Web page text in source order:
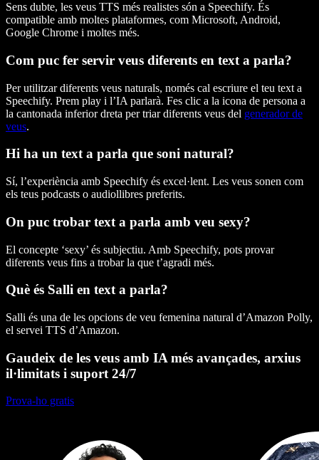
Sens dubte, les veus TTS més realistes són a Speechify. És
compatible amb moltes plataformes, com Microsoft, Android,
Google Chrome i moltes més.
Com puc fer servir veus diferents en text a parla?
Per utilitzar diferents veus naturals, només cal escriure el teu text a
Speechify. Prem play i l’IA parlarà. Fes clic a la icona de persona a
la cantonada inferior dreta per triar diferents veus del generador de
veus.
Hi ha un text a parla que soni natural?
Sí, l’experiència amb Speechify és excel·lent. Les veus sonen com
els teus podcasts o audiollibres preferits.
On puc trobar text a parla amb veu sexy?
El concepte ‘sexy’ és subjectiu. Amb Speechify, pots provar
diferents veus fins a trobar la que t’agradi més.
Què és Salli en text a parla?
Salli és una de les opcions de veu femenina natural d’Amazon Polly,
el servei TTS d’Amazon.
Gaudeix de les veus amb IA més avançades, arxius
il·limitats i suport 24/7
Prova-ho gratis